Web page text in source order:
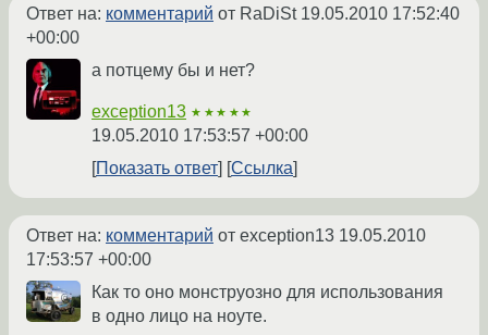
Ответ на: комментарий от RaDiSt 19.05.2010 17:52:40
+00:00
а потцему бы и нет?
exception13 ★★★★★
19.05.2010 17:53:57 +00:00
Показать ответ
Ссылка
Ответ на: комментарий от exception13 19.05.2010
17:53:57 +00:00
Как то оно монструозно для использования
в одно лицо на ноуте.